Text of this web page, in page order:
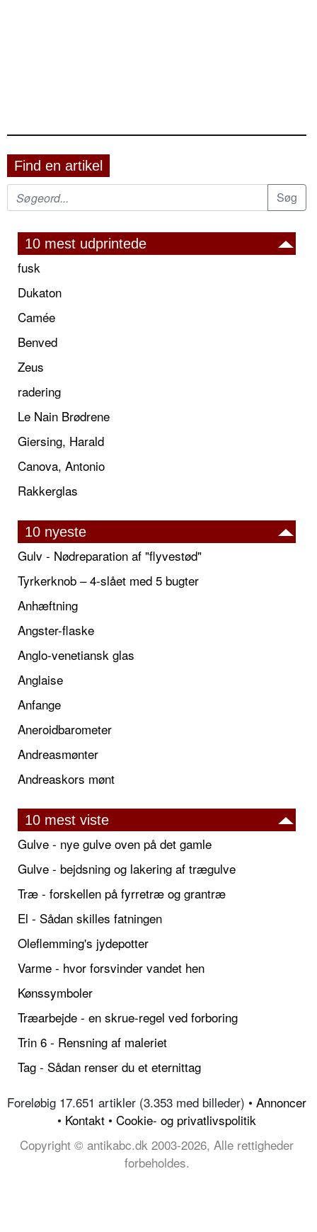
Find en artikel
10 mest udprintede
fusk
Dukaton
Camée
Benved
Zeus
radering
Le Nain Brødrene
Giersing, Harald
Canova, Antonio
Rakkerglas
10 nyeste
Gulv - Nødreparation af "flyvestød"
Tyrkerknob – 4-slået med 5 bugter
Anhæftning
Angster-flaske
Anglo-venetiansk glas
Anglaise
Anfange
Aneroidbarometer
Andreasmønter
Andreaskors mønt
10 mest viste
Gulve - nye gulve oven på det gamle
Gulve - bejdsning og lakering af trægulve
Træ - forskellen på fyrretræ og grantræ
El - Sådan skilles fatningen
Oleflemming's jydepotter
Varme - hvor forsvinder vandet hen
Kønssymboler
Træarbejde - en skrue-regel ved forboring
Trin 6 - Rensning af maleriet
Tag - Sådan renser du et eternittag
Foreløbig 17.651 artikler (3.353 med billeder) • Annoncer
• Kontakt • Cookie- og privatlivspolitik
Copyright © antikabc.dk 2003-2026, Alle rettigheder
forbeholdes.